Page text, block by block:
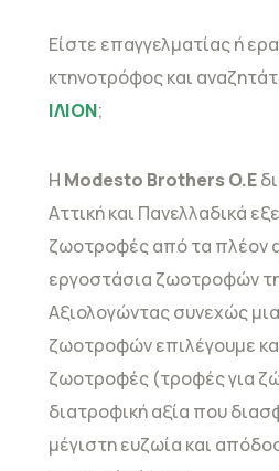
Είστε επαγγελματίας ή
κτηνοτρόφος και
ΙΛΙΟΝ;
Η Modesto Brothers O.E
Αττική και Πανελλαδικά
ζωοτροφές από τα πλέον
εργοστάσια ζωοτροφών
Αξιολογώντας συνεχώς
ζωοτροφών επιλέγουμε
ζωοτροφές (τροφές για
διατροφική αξία που
μέγιστη ευζωία και